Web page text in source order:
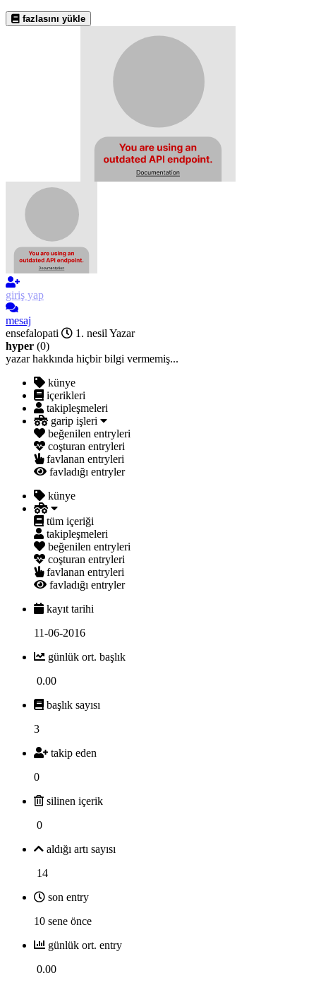
fazlasını yükle
giriş yap
mesaj
ensefalopati
1. nesil Yazar
hyper (0)
yazar hakkında hiçbir bilgi vermemiş...
künye
içerikleri
takipleşmeleri
garip işleri
beğenilen entryleri
coşturan entryleri
favlanan entryleri
favladığı entryler
künye
tüm içeriği
takipleşmeleri
beğenilen entryleri
coşturan entryleri
favlanan entryleri
favladığı entryler
kayıt tarihi
11-06-2016
günlük ort. başlık
0.00
başlık sayısı
3
takip eden
0
silinen içerik
0
aldığı artı sayısı
14
son entry
10 sene önce
günlük ort. entry
0.00